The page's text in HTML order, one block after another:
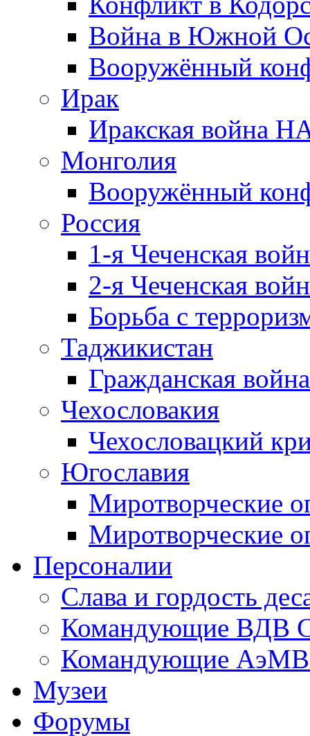
Война в Южной
Вооружённый
Ирак
Иракская война
Монголия
Вооружённый
Россия
1-я Чеченская
2-я Чеченская
Борьба с
Таджикистан
Гражданская
Чехословакия
Чехословацкий
Югославия
Миротворческие
Миротворческие
Персоналии
Слава и гордость
Командующие ВДВ
Командующие АэМВ
Музеи
Форумы